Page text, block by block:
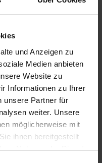
und Anzeigen zu
Medien anbieten
Website zu
Informationen zu Ihrer
unsere Partner für
weiter. Unsere
möglicherweise mit
ihnen bereitgestellt
Nutzung der Dienste
AM
zu dürfen. Sie
per E-